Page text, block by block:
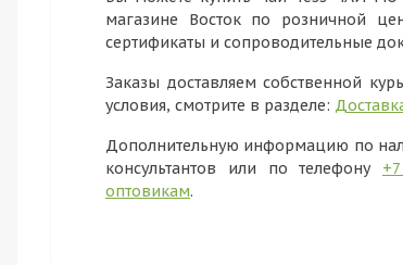
магазине Восток по розничной
сертификаты и сопроводительные
Заказы доставляем собственной
условия, смотрите в разделе:
Дополнительную информацию по
консультантов или по телефону
оптовикам.